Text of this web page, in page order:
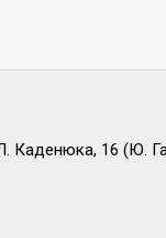
Каденюка, 16 (Ю.